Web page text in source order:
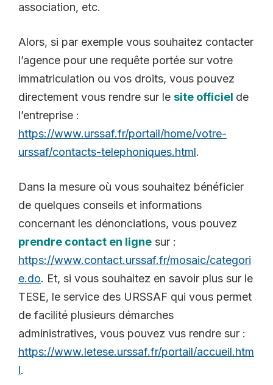
association, etc.
Alors, si par exemple vous souhaitez contacter
l’agence pour une requête portée sur votre
immatriculation ou vos droits, vous pouvez
directement vous rendre sur le site officiel de
l’entreprise :
https://www.urssaf.fr/portail/home/votre-
urssaf/contacts-telephoniques.html.
Dans la mesure où vous souhaitez bénéficier
de quelques conseils et informations
concernant les dénonciations, vous pouvez
prendre contact en ligne sur :
https://www.contact.urssaf.fr/mosaic/categori
e.do. Et, si vous souhaitez en savoir plus sur le
TESE, le service des URSSAF qui vous permet
de facilité plusieurs démarches
administratives, vous pouvez vus rendre sur :
https://www.letese.urssaf.fr/portail/accueil.htm
l.